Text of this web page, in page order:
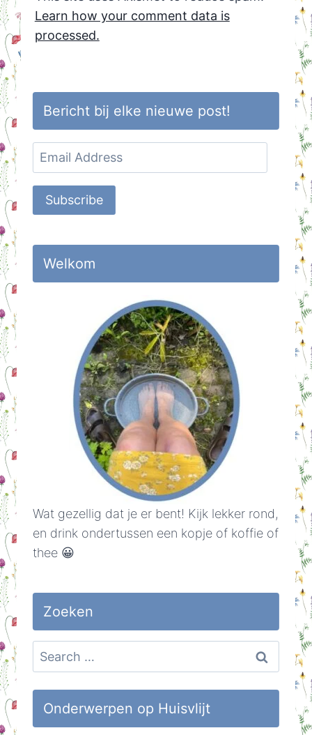
Learn how your comment data is
processed.
Bericht bij elke nieuwe post!
Email
Address
Subscribe
Welkom
Wat gezellig dat je er bent! Kijk lekker rond,
en drink ondertussen een kopje of koffie of
thee 😀
Zoeken
Search
for:
Onderwerpen op Huisvlijt